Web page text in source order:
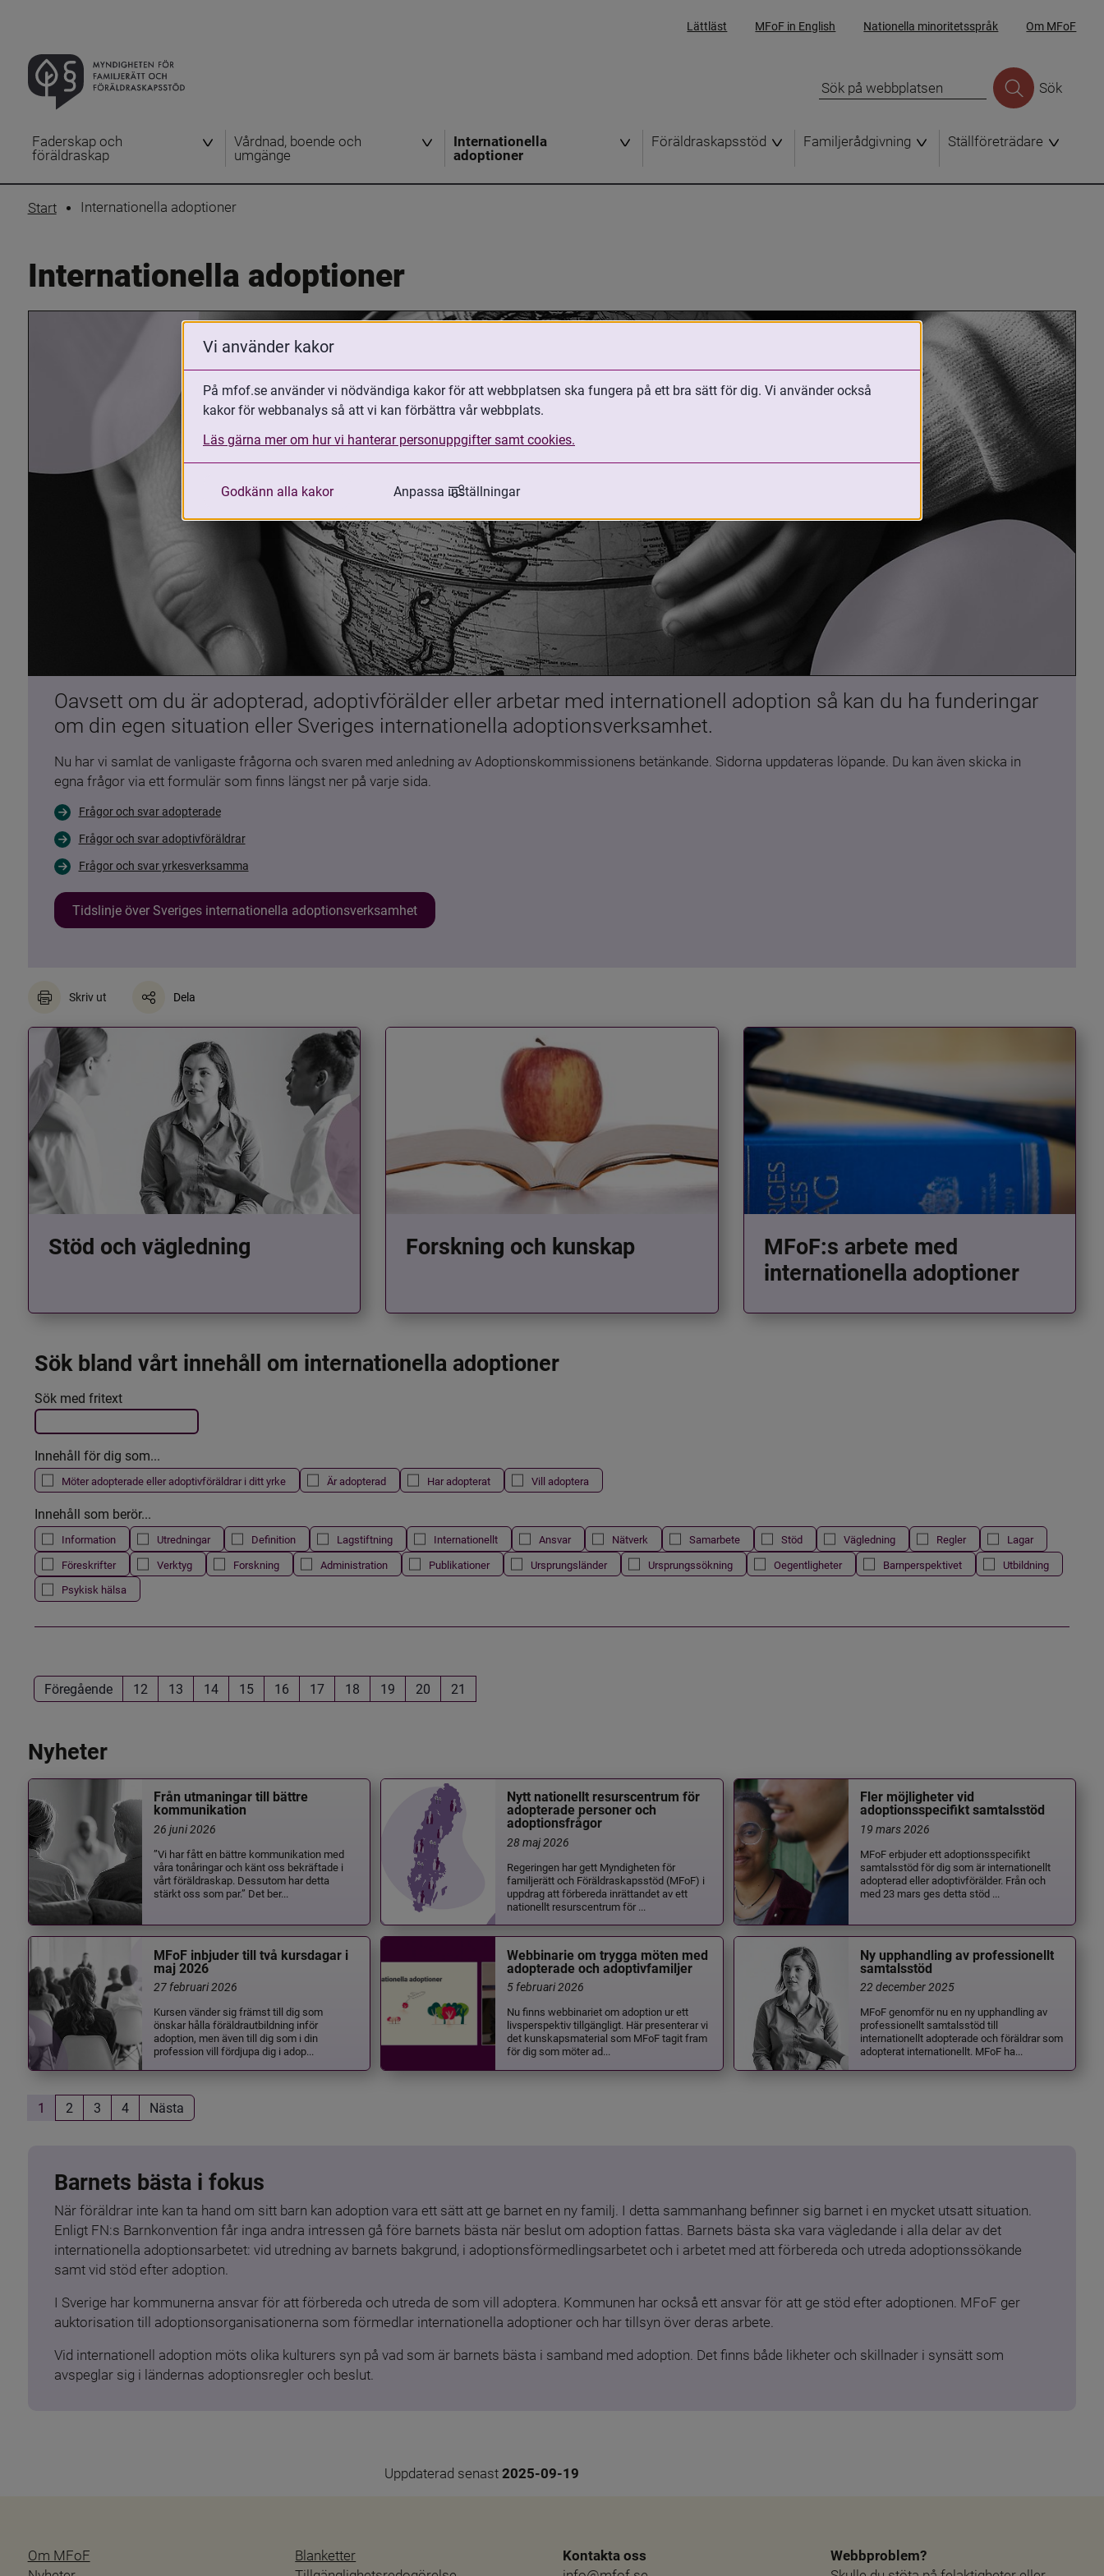
Lättläst MFoF in English Nationella minoritetsspråk Om MFoF
Sök
Faderskap och
föräldraskap
Vårdnad, boende och
umgänge
Internationella
adoptioner
Föräldraskapsstöd Familjerådgivning Ställföreträdare
Start Internationella adoptioner
Internationella adoptioner
Oavsett om du är adopterad, adoptivförälder eller arbetar med internationell adoption så kan du ha funderingar
om din egen situation eller Sveriges internationella adoptionsverksamhet.
Nu har vi samlat de vanligaste frågorna och svaren med anledning av Adoptionskommissionens betänkande. Sidorna uppdateras löpande. Du kan även skicka in
egna frågor via ett formulär som finns längst ner på varje sida.
Frågor och svar adopterade
Frågor och svar adoptivföräldrar
Frågor och svar yrkesverksamma
Tidslinje över Sveriges internationella adoptionsverksamhet
Skriv ut Dela
Stöd och vägledning Forskning och kunskap
MFoF:s arbete med
internationella adoptioner
Sök bland vårt innehåll om internationella adoptioner
Filtrera resultatet
Det här formuläret postas automatiskt
Sök med fritext
Innehåll för dig som...
Möter adopterade eller adoptivföräldrar i ditt yrke Är adopterad Har adopterat Vill adoptera
Innehåll som berör...
Information Utredningar Definition Lagstiftning Internationellt Ansvar Nätverk Samarbete Stöd Vägledning Regler
Lagar
Föreskrifter
Verktyg Forskning Administration Publikationer Ursprungsländer Ursprungssökning Oegentligheter Barnperspektivet
Utbildning
Psykisk hälsa
Föregående 12 13 14 15 16 17 18 19 20 21
Nyheter
Från utmaningar till bättre
kommunikation
26 juni 2026
”Vi har fått en bättre kommunikation med
våra tonåringar och känt oss bekräftade i
vårt föräldraskap. Dessutom har detta
stärkt oss som par.” Det ber...
Nytt nationellt resurscentrum för
adopterade personer och
adoptionsfrågor
28 maj 2026
Regeringen har gett Myndigheten för
familjerätt och Föräldraskapsstöd (MFoF) i
uppdrag att förbereda inrättandet av ett
nationellt resurscentrum för ...
Fler möjligheter vid
adoptionsspecifikt samtalsstöd
19 mars 2026
MFoF erbjuder ett adoptionsspecifikt
samtalsstöd för dig som är internationellt
adopterad eller adoptivförälder. Från och
med 23 mars ges detta stöd ...
MFoF inbjuder till två kursdagar i
maj 2026
27 februari 2026
Kursen vänder sig främst till dig som
önskar hålla föräldrautbildning inför
adoption, men även till dig som i din
profession vill fördjupa dig i adop...
Webbinarie om trygga möten med
adopterade och adoptivfamiljer
5 februari 2026
Nu finns webbinariet om adoption ur ett
livsperspektiv tillgängligt. Här presenterar vi
det kunskapsmaterial som MFoF tagit fram
för dig som möter ad...
Ny upphandling av professionellt
samtalsstöd
22 december 2025
MFoF genomför nu en ny upphandling av
professionellt samtalsstöd till
internationellt adopterade och föräldrar som
adopterat internationellt. MFoF ha...
1 2 3 4 Nästa
Barnets bästa i fokus
När föräldrar inte kan ta hand om sitt barn kan adoption vara ett sätt att ge barnet en ny familj. I detta sammanhang befinner sig barnet i en mycket utsatt situation.
Enligt FN:s Barnkonvention får inga andra intressen gå före barnets bästa när beslut om adoption fattas. Barnets bästa ska vara vägledande i alla delar av det
internationella adoptionsarbetet: vid utredning av barnets bakgrund, i adoptionsförmedlingsarbetet och i arbetet med att förbereda och utreda adoptionssökande
samt vid stöd efter adoption.
I Sverige har kommunerna ansvar för att förbereda och utreda de som vill adoptera. Kommunen har också ett ansvar för att ge stöd efter adoptionen. MFoF ger
auktorisation till adoptionsorganisationerna som förmedlar internationella adoptioner och har tillsyn över deras arbete.
Vid internationell adoption möts olika kulturers syn på vad som är barnets bästa i samband med adoption. Det finns både likheter och skillnader i synsätt som
avspeglar sig i ländernas adoptionsregler och beslut.
Uppdaterad senast 2025-09-19
Om MFoF
Blanketter
Kontakta oss
Webbproblem?
Vi använder kakor
På mfof.se använder vi nödvändiga kakor för att webbplatsen ska fungera på ett bra sätt för dig. Vi använder också
kakor för webbanalys så att vi kan förbättra vår webbplats.
Läs gärna mer om hur vi hanterar personuppgifter samt cookies.
Godkänn alla kakor Anpassa inställningar